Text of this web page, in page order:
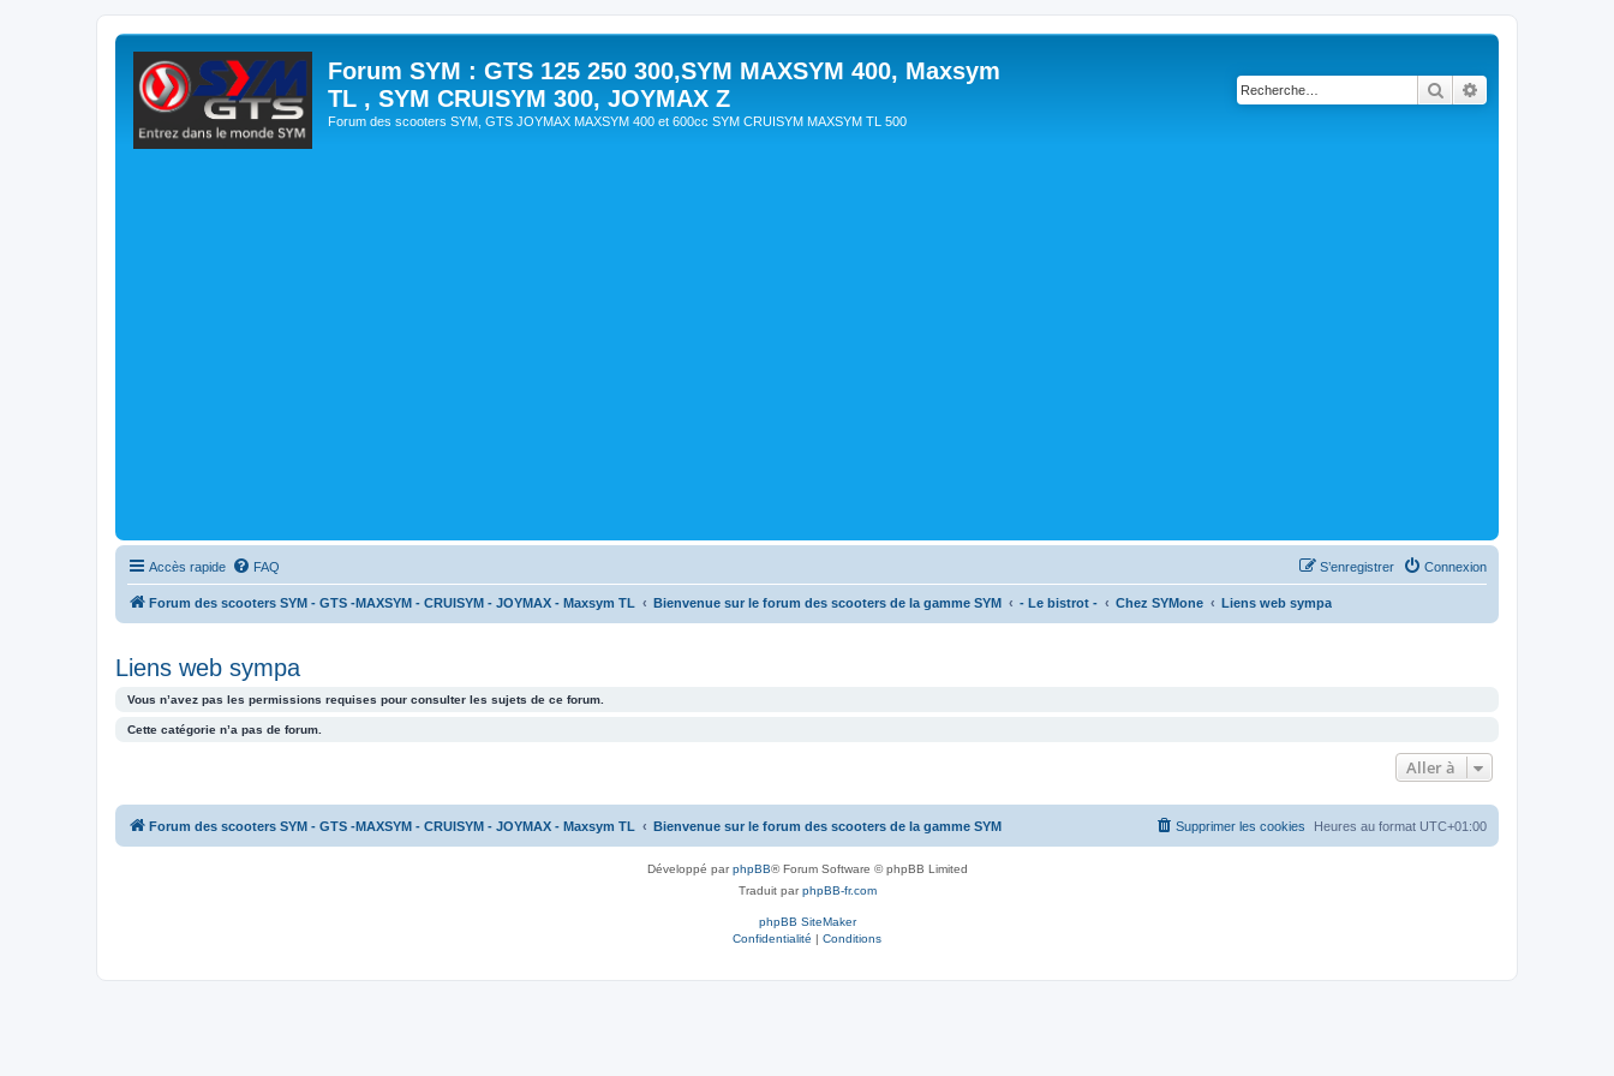
Forum SYM : GTS 125 250 300,SYM MAXSYM 400, Maxsym
TL , SYM CRUISYM 300, JOYMAX Z
Forum des scooters SYM, GTS JOYMAX MAXSYM 400 et 600cc SYM CRUISYM MAXSYM TL 500
Rechercher
Accès rapide FAQ Connexion
S’enregistrer
Forum des scooters SYM - GTS -MAXSYM - CRUISYM - JOYMAX - Maxsym TL Bienvenue sur le forum des scooters de la gamme SYM - Le bistrot - Chez SYMone Liens web sympa
Liens web sympa
Vous n’avez pas les permissions requises pour consulter les sujets de ce forum.
Cette catégorie n’a pas de forum.
Aller à
Forum des scooters SYM - GTS -MAXSYM - CRUISYM - JOYMAX - Maxsym TL Bienvenue sur le forum des scooters de la gamme SYM Heures au format UTC+01:00
Supprimer les cookies
Développé parphpBB® Forum Software © phpBB Limited
Traduit parphpBB-fr.com
phpBB SiteMaker
Confidentialité | Conditions